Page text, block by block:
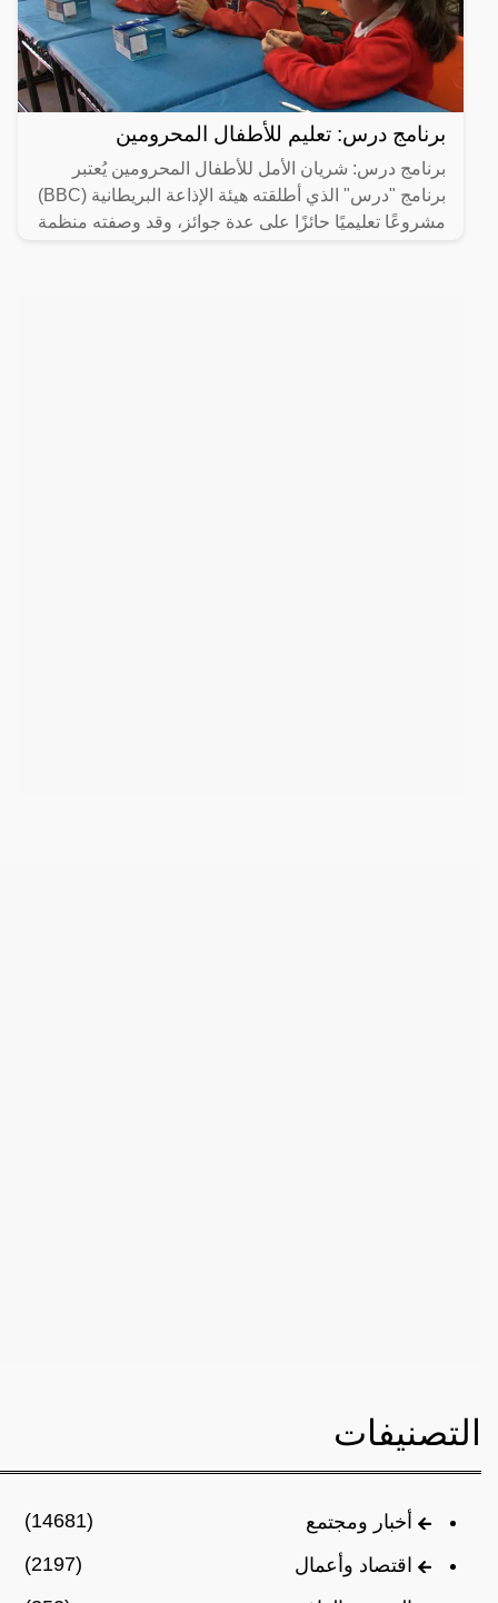
برنامج درس: تعليم للأطفال المحرومين
برنامج درس: شريان الأمل للأطفال المحرومين يُعتبر
برنامج "درس" الذي أطلقته هيئة الإذاعة البريطانية (BBC)
مشروعًا تعليميًا حائزًا على عدة جوائز، وقد وصفته منظمة
التصنيفات
أخبار ومجتمع
(14681)
اقتصاد وأعمال
(2197)